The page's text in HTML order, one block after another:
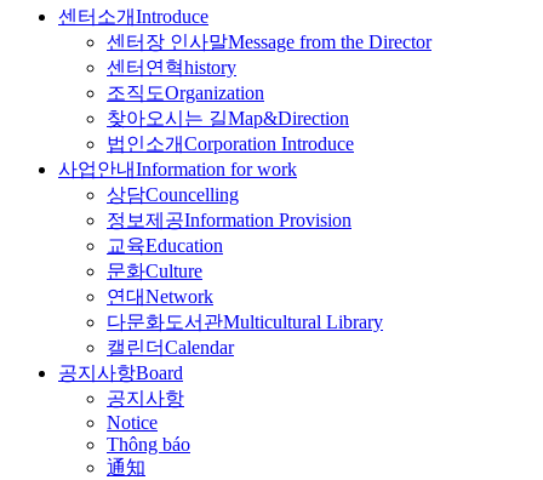
센터소개Introduce
센터장 인사말Message from the Director
센터연혁history
조직도Organization
찾아오시는 길Map&Direction
법인소개Corporation Introduce
사업안내Information for work
상담Councelling
정보제공Information Provision
교육Education
문화Culture
연대Network
다문화도서관Multicultural Library
캘린더Calendar
공지사항Board
공지사항
Notice
Thông báo
通知